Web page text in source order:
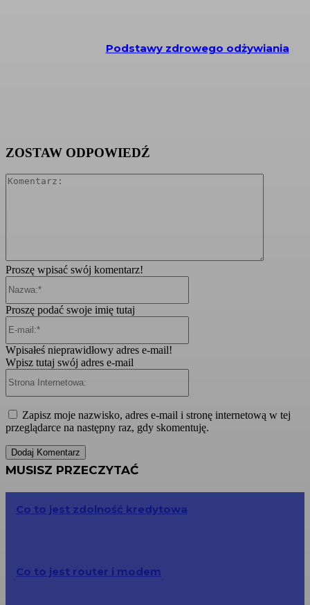
Podstawy zdrowego odżywiania
ZOSTAW ODPOWIEDŹ
Proszę wpisać swój komentarz!
Proszę podać swoje imię tutaj
Wpisałeś nieprawidłowy adres e-mail!
Wpisz tutaj swój adres e-mail
Zapisz moje nazwisko, adres e-mail i stronę internetową w tej
przeglądarce na następny raz, gdy skomentuję.
MUSISZ PRZECZYTAĆ
Co to jest zdolność kredytowa
Co to jest router i modem